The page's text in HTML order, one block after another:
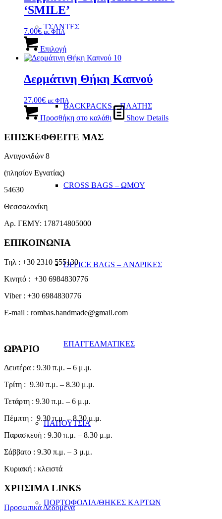
ΤΣΑΝΤΕΣ
BACKPACKS – ΠΛΑΤΗΣ
CROSS BAGS – ΩΜΟΥ
OFFICE BAGS – ΑΝΔΡΙΚΕΣ
ΕΠΑΓΓΕΛΜΑΤΙΚΕΣ
ΠΑΠΟΥΤΣΙΑ
ΠΟΡΤΟΦΟΛΙΑ/ΘΗΚΕΣ ΚΑΡΤΩΝ
‘SMILE’
7.00€ με ΦΠΑ
Επιλογήτο
προϊόν
πολλαπλές
παραλλαγές.
επιλογές
μπορούν
να
στη
Δερμάτινη Θήκη Καπνού
27.00€ με ΦΠΑ
Προσθήκη στο καλάθι Show Details
ΕΠΙΣΚΕΦΘΕΙΤΕ ΜΑΣ
Αντιγονιδών 8
(πλησίον Εγνατίας)
54630
Θεσσαλονίκη
Αρ. ΓΕΜΥ: 178714805000
ΕΠΙΚΟΙΝΩΝΙΑ
Τηλ : +30 2310 555130
Κινητό : +30 6984830776
Viber : +30 6984830776
E-mail : rombas.handmade@gmail.com
ΩΡΑΡΙΟ
Δευτέρα : 9.30 π.μ. – 6 μ.μ.
Τρίτη : 9.30 π.μ. – 8.30 μ.μ.
Τετάρτη : 9.30 π.μ. – 6 μ.μ.
Πέμπτη : 9.30 π.μ. – 8.30 μ.μ.
Παρασκευή : 9.30 π.μ. – 8.30 μ.μ.
Σάββατο : 9.30 π.μ. – 3 μ.μ.
Κυριακή : κλειστά
ΧΡΗΣΙΜΑ LINKS
Προσωπικά Δεδομένα